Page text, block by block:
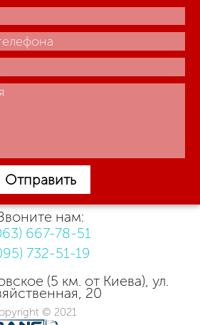
Отправить
нам:
667-78-51
732-51-19
(5 км. от Киева), ул.
20
© 2021